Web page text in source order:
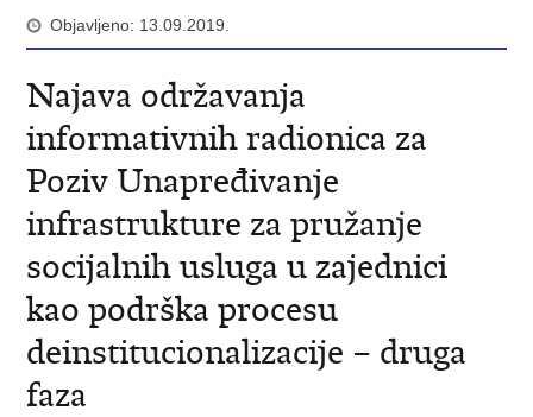
Objavljeno: 13.09.2019.
Najava održavanja
informativnih radionica za
Poziv Unapređivanje
infrastrukture za pružanje
socijalnih usluga u zajednici
kao podrška procesu
deinstitucionalizacije – druga
faza